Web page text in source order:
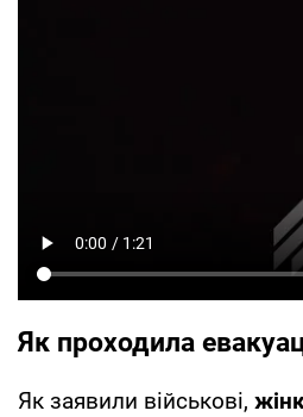
Як проходила
Як заявили військові,